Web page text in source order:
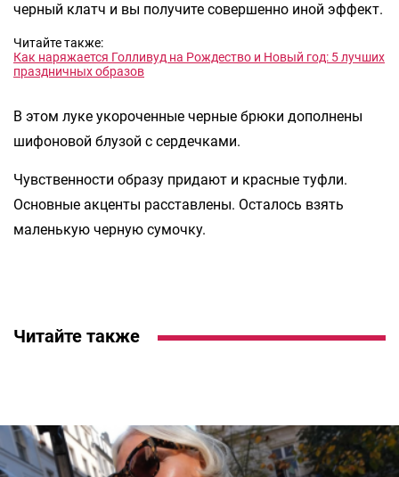
черный клатч и вы получите совершенно иной эффект.
Читайте также:
Как наряжается Голливуд на Рождество и Новый год: 5 лучших
праздничных образов
В этом луке укороченные черные брюки дополнены
шифоновой блузой с сердечками.
Чувственности образу придают и красные туфли.
Основные акценты расставлены. Осталось взять
маленькую черную сумочку.
Читайте также